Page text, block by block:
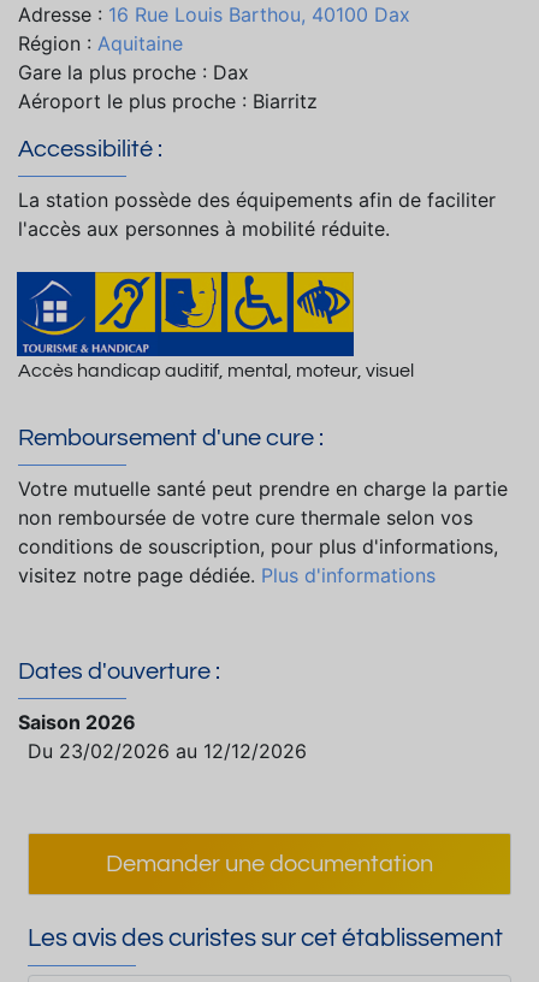
Adresse : 16 Rue Louis Barthou, 40100 Dax
Région : Aquitaine
Gare la plus proche : Dax
Aéroport le plus proche : Biarritz
Accessibilité :
La station possède des équipements afin de faciliter
l'accès aux personnes à mobilité réduite.
Accès handicap auditif, mental, moteur, visuel
Remboursement d'une cure :
Votre mutuelle santé peut prendre en charge la partie
non remboursée de votre cure thermale selon vos
conditions de souscription, pour plus d'informations,
visitez notre page dédiée. Plus d'informations
Dates d'ouverture :
Saison 2026
Du 23/02/2026 au 12/12/2026
Demander une documentation
Les avis des curistes sur cet établissement